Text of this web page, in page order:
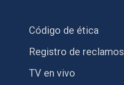
Código de ética
Registro de reclamos
TV en vivo